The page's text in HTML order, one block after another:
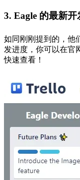
3. Eagle 的最新
如同刚刚提到的，他
发进度，你可以在官
快速查看！